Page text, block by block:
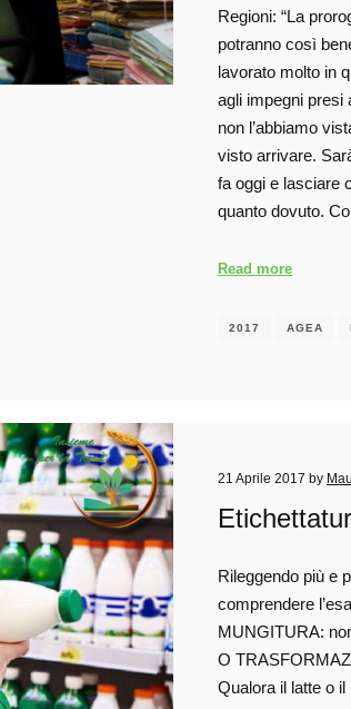
Regioni: “La
potranno così
lavorato molto in
agli impegni presi
non l’abbiamo
visto arrivare.
fa oggi e lasciare
quanto dovuto.
Read more
2017 AGEA
21 Aprile 2017 by
Rileggendo più e
comprendere
MUNGITURA:
O
Qualora il latte o